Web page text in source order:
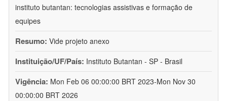
instituto butantan: tecnologias assistivas e formação de
equipes
Resumo: Vide projeto anexo
Instituição/UF/País: Instituto Butantan - SP - Brasil
Vigência: Mon Feb 06 00:00:00 BRT 2023-Mon Nov 30
00:00:00 BRT 2026